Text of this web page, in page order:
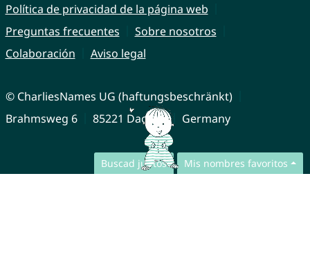
Buscad juntos Mis nombres favoritos
Política de privacidad de la página web
Preguntas frecuentes
Sobre nosotros
Colaboración
Aviso legal
© CharliesNames UG (haftungsbeschränkt)
Brahmsweg 6
85221 Dachau Germany